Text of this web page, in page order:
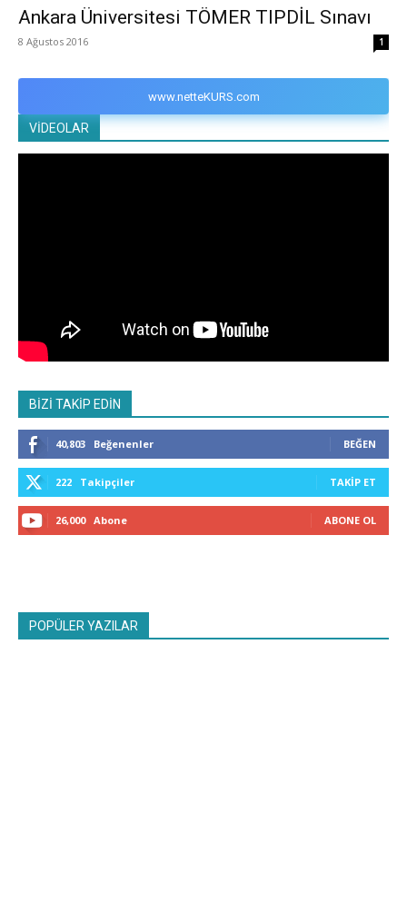
Ankara Üniversitesi TÖMER TIPDİL Sınavı
8 Ağustos 2016 1
www.netteKURS.com
VİDEOLAR
BİZİ TAKİP EDİN
40,803 Beğenenler BEĞEN
222 Takipçiler TAKIP ET
26,000 Abone ABONE OL
POPÜLER YAZILAR